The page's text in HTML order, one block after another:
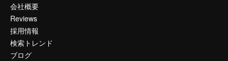
会社概要
Reviews
採用情報
検索トレンド
ブログ